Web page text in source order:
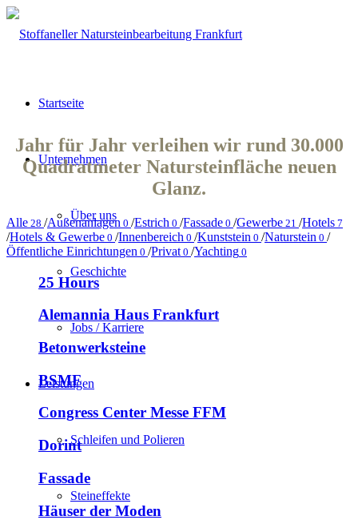
Startseite
Unternehmen
Über uns
Geschichte
Jobs / Karriere
Leistungen
Schleifen und Polieren
Steineffekte
Jahr für Jahr verleihen wir rund 30.000
Quadratmeter Natursteinfläche neuen
Glanz.
Alle 28 /Außenanlagen 0 /Estrich 0 /Fassade 0 /Gewerbe 21 /Hotels 7
/Hotels & Gewerbe 0 /Innenbereich 0 /Kunststein 0 /Naturstein 0 /
Öffentliche Einrichtungen 0 /Privat 0 /Yachting 0
25 Hours
Alemannia Haus Frankfurt
Betonwerksteine
BSMF
Congress Center Messe FFM
Dorint
Fassade
Häuser der Moden